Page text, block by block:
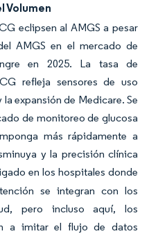
Volumen
eclipsen al AMGS a pesar
AMGS en el mercado de
en 2025. La tasa de
refleja sensores de uso
expansión de Medicare. Se
de monitoreo de glucosa
más rápidamente a
y la precisión clínica
en los hospitales donde
se integran con los
pero incluso aquí, los
a imitar el flujo de datos